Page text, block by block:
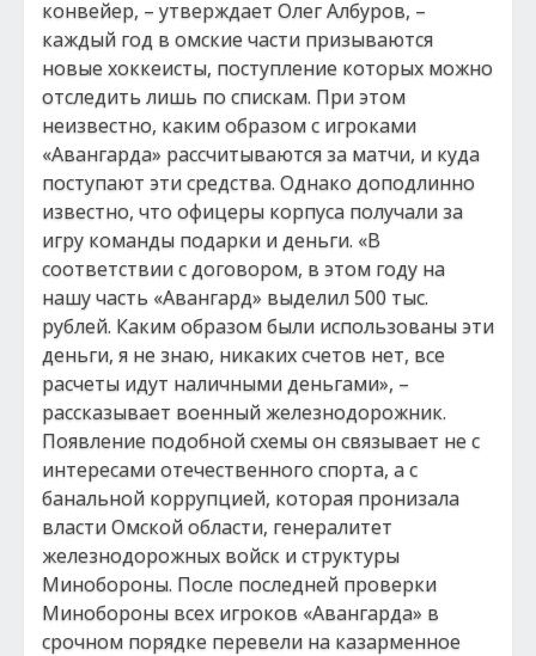
конвейер, – утверждает Олег Албуров, –
каждый год в омские части призываются
новые хоккеисты, поступление которых можно
отследить лишь по спискам. При этом
неизвестно, каким образом с игроками
«Авангарда» рассчитываются за матчи, и куда
поступают эти средства. Однако доподлинно
известно, что офицеры корпуса получали за
игру команды подарки и деньги. «В
соответствии с договором, в этом году на
нашу часть «Авангард» выделил 500 тыс.
рублей. Каким образом были использованы эти
деньги, я не знаю, никаких счетов нет, все
расчеты идут наличными деньгами», –
рассказывает военный железнодорожник.
Появление подобной схемы он связывает не с
интересами отечественного спорта, а с
банальной коррупцией, которая пронизала
власти Омской области, генералитет
железнодорожных войск и структуры
Минобороны. После последней проверки
Минобороны всех игроков «Авангарда» в
срочном порядке перевели на казарменное